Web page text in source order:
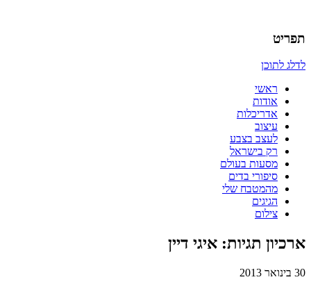
כמו אויר לנשימה – בלוג של
אדריכלית
תפריט
לדלג לתוכן
ראשי
אודות
אדריכלות
עיצוב
לעצב בצבע
רק בישראל
מסעות בעולם
סיפורי בדים
מהמטבח שלי
הגיגים
צילום
ארכיון תגיות: איגי דיין
30 בינואר 2013